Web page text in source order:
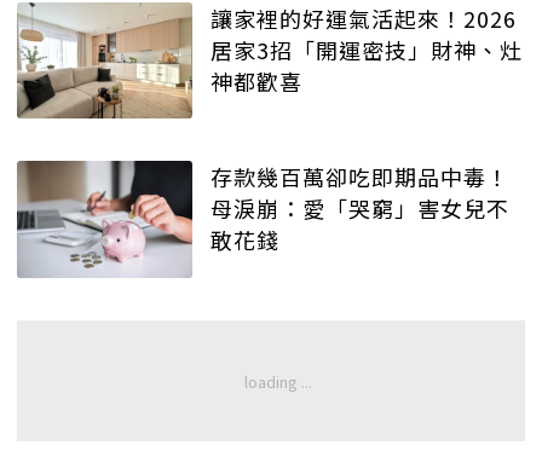
讓家裡的好運氣活起來！2026
居家3招「開運密技」財神、灶
神都歡喜
存款幾百萬卻吃即期品中毒！
母淚崩：愛「哭窮」害女兒不
敢花錢